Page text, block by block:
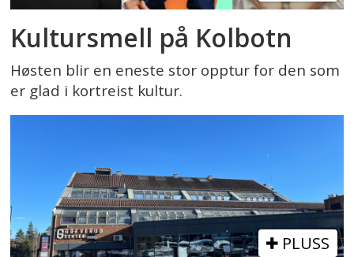
Kultursmell på Kolbotn
Høsten blir en eneste stor opptur for den som
er glad i kortreist kultur.
PLUSS